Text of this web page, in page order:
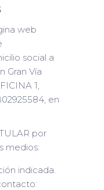
web
social a
Gran Vía
1,
en
por
medios:
indicada.